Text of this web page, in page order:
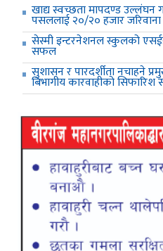
खाद्य स्वच्छता मापदण्ड उल्लंघन
पसललाई २०/२० हजार जरिवाना
सेस्मी इन्टरनेशनल स्कुलको एसईई
सफल
सुशासन र पारदर्शीता नचाहने
बिभागीय कारवाहीको